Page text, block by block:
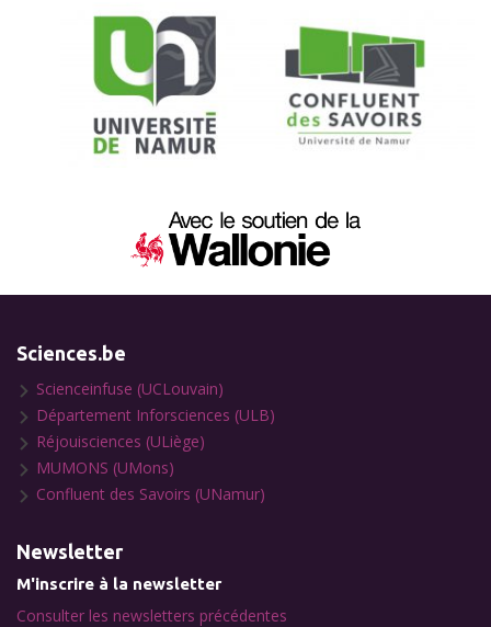
Sciences.be
Scienceinfuse (UCLouvain)
Département Inforsciences (ULB)
Réjouisciences (ULiège)
MUMONS (UMons)
Confluent des Savoirs (UNamur)
Newsletter
M'inscrire à la newsletter
Consulter les newsletters précédentes